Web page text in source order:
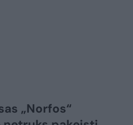
„Norfos“